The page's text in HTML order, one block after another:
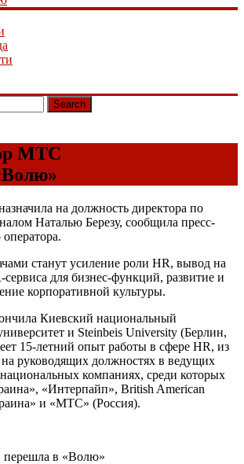
Search
МТС
на должность директора по
Наталью Березу, сообщила пресс-
станут усиление роли HR, вывод на
для бизнес-функций, развитие и
корпоративной культуры.
Киевский национальный
и Steinbeis University (Берлин,
15-летний опыт работы в сфере HR, из
руководящих должностях в ведущих
компаниях, среди которых
«Интерпайп», British American
и «МТС» (Россия).
в «Волю»